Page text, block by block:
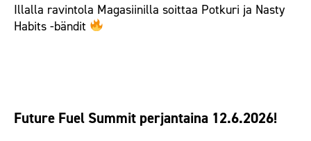
Illalla ravintola Magasiinilla soittaa Potkuri ja Nasty
Habits -bändit
Future Fuel Summit perjantaina 12.6.2026!